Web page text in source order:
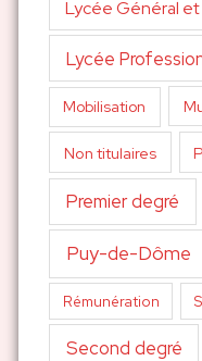
Lycée Général
Lycée
Mobilisation
Non titulaires
Premier degré
Puy-de-Dôme
Rémunération
Second degré